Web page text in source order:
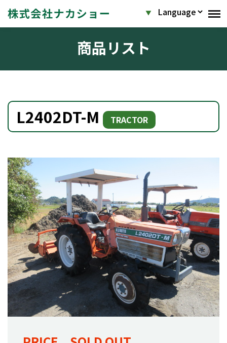
商品リスト
L2402DT-M TRACTOR